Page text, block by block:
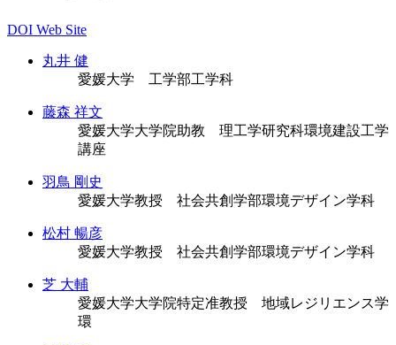
DOI Web Site
丸井 健
愛媛大学 工学部工学科
藤森 祥文
愛媛大学大学院助教 理工学研究科環境建設工学
講座
羽鳥 剛史
愛媛大学教授 社会共創学部環境デザイン学科
松村 暢彦
愛媛大学教授 社会共創学部環境デザイン学科
芝 大輔
愛媛大学大学院特定准教授 地域レジリエンス学
環